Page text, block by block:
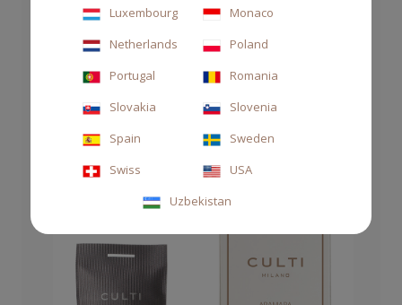
Luxembourg
Monaco
Netherlands
Poland
Portugal
Romania
Slovakia
Slovenia
Spain
Sweden
Swiss
USA
Uzbekistan